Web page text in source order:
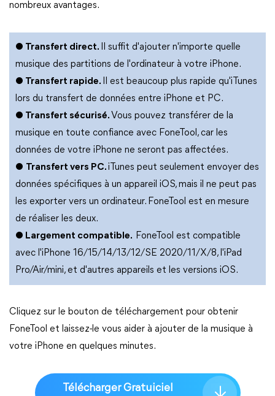
nombreux avantages.
● Transfert direct.
Il suffit d'ajouter n'importe quelle
musique des partitions de l'ordinateur à votre iPhone.
● Transfert rapide.
Il est beaucoup plus rapide qu'iTunes
lors du transfert de données entre iPhone et PC.
● Transfert sécurisé. Vous pouvez transférer de la
musique en toute confiance avec FoneTool, car les
données de votre iPhone ne seront pas affectées.
● Transfert vers PC.iTunes peut seulement envoyer des
données spécifiques à un appareil iOS, mais il ne peut pas
les exporter vers un ordinateur. FoneTool est en mesure
de réaliser les deux.
● Largement compatible. FoneTool est compatible
avec l'iPhone 16/15/14/13/12/SE 2020/11/X/8, l'iPad
Pro/Air/mini, et d'autres appareils et les versions iOS.
Cliquez sur le bouton de téléchargement pour obtenir
FoneTool et laissez-le vous aider à ajouter de la musique à
votre iPhone en quelques minutes.
Télécharger Gratuiciel